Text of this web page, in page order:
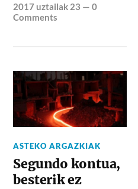
2017 uztailak 23 —0
Comments
ASTEKO ARGAZKIAK
Segundo kontua,
besterik ez